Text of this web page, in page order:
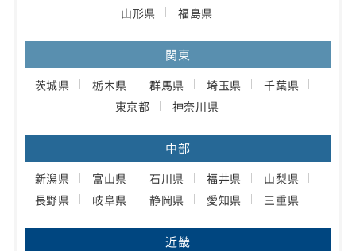
山形県
福島県
関東
茨城県 栃木県 群馬県 埼玉県
千葉県
東京都
神奈川県
中部
新潟県 富山県 石川県 福井県
山梨県
長野県
岐阜県 静岡県 愛知県 三重県
近畿